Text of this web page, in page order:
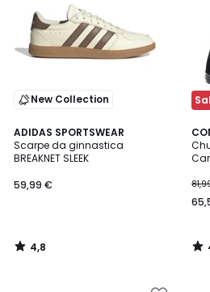
New Collection
ADIDAS SPORTSWEAR
Scarpe da ginnastica
BREAKNET SLEEK
59,99 €
4,8
/ 5
4,8
/
/ 5
/